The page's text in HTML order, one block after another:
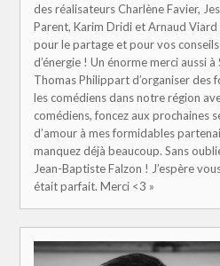
des réalisateurs Charlène Favier,
Parent, Karim Dridi et Arnaud
pour le partage et pour vos
d’énergie ! Un énorme merci aussi
Thomas Philippart d’organiser des
les comédiens dans notre région
comédiens, foncez aux prochaines
d’amour à mes formidables
manquez déjà beaucoup. Sans
Jean-Baptiste Falzon ! J’espère
était parfait. Merci <3 »